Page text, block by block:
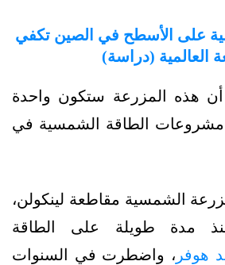
على الأسطح في الصين تكفي
العالمية (دراسة)
أن هذه المزرعة ستكون واحدة
الطاقة الشمسية في
الشمسية مقاطعة لينكولن،
مدة طويلة على الطاقة
هوفر ، واضطرت في السنوات